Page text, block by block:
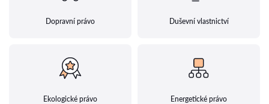
Dopravní právo Duševní vlastnictví
Ekologické právo Energetické právo